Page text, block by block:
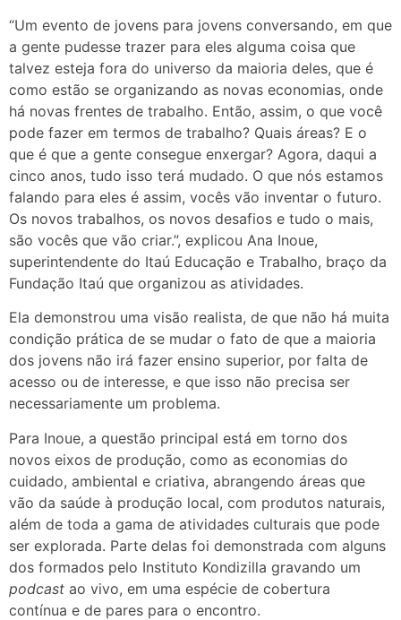
“Um evento de jovens para jovens conversando, em que
a gente pudesse trazer para eles alguma coisa que
talvez esteja fora do universo da maioria deles, que é
como estão se organizando as novas economias, onde
há novas frentes de trabalho. Então, assim, o que você
pode fazer em termos de trabalho? Quais áreas? E o
que é que a gente consegue enxergar? Agora, daqui a
cinco anos, tudo isso terá mudado. O que nós estamos
falando para eles é assim, vocês vão inventar o futuro.
Os novos trabalhos, os novos desafios e tudo o mais,
são vocês que vão criar.”, explicou Ana Inoue,
superintendente do Itaú Educação e Trabalho, braço da
Fundação Itaú que organizou as atividades.
Ela demonstrou uma visão realista, de que não há muita
condição prática de se mudar o fato de que a maioria
dos jovens não irá fazer ensino superior, por falta de
acesso ou de interesse, e que isso não precisa ser
necessariamente um problema.
Para Inoue, a questão principal está em torno dos
novos eixos de produção, como as economias do
cuidado, ambiental e criativa, abrangendo áreas que
vão da saúde à produção local, com produtos naturais,
além de toda a gama de atividades culturais que pode
ser explorada. Parte delas foi demonstrada com alguns
dos formados pelo Instituto Kondizilla gravando um
podcast ao vivo, em uma espécie de cobertura
contínua e de pares para o encontro.